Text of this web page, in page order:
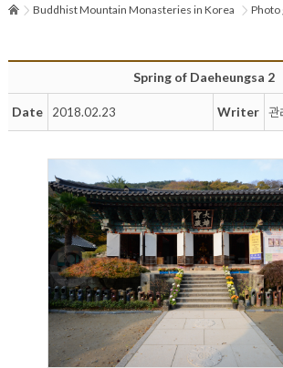
Buddhist Mountain Monasteries in Korea Photo
Spring of Daeheungsa 2
Date 2018.02.23 Writer 관